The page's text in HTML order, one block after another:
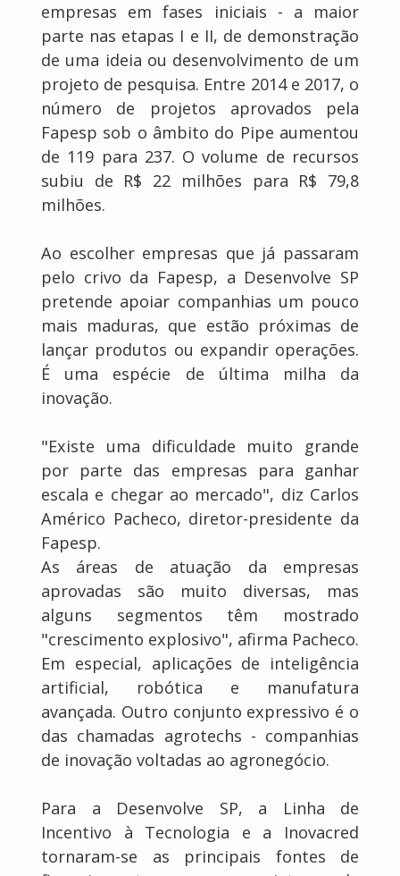
empresas em fases iniciais - a maior
parte nas etapas I e II, de demonstração
de uma ideia ou desenvolvimento de um
projeto de pesquisa. Entre 2014 e 2017, o
número de projetos aprovados pela
Fapesp sob o âmbito do Pipe aumentou
de 119 para 237. O volume de recursos
subiu de R$ 22 milhões para R$ 79,8
milhões.
Ao escolher empresas que já passaram
pelo crivo da Fapesp, a Desenvolve SP
pretende apoiar companhias um pouco
mais maduras, que estão próximas de
lançar produtos ou expandir operações.
É uma espécie de última milha da
inovação.
"Existe uma dificuldade muito grande
por parte das empresas para ganhar
escala e chegar ao mercado", diz Carlos
Américo Pacheco, diretor-presidente da
Fapesp.
As áreas de atuação da empresas
aprovadas são muito diversas, mas
alguns segmentos têm mostrado
"crescimento explosivo", afirma Pacheco.
Em especial, aplicações de inteligência
artificial, robótica e manufatura
avançada. Outro conjunto expressivo é o
das chamadas agrotechs - companhias
de inovação voltadas ao agronegócio.
Para a Desenvolve SP, a Linha de
Incentivo à Tecnologia e a Inovacred
tornaram-se as principais fontes de